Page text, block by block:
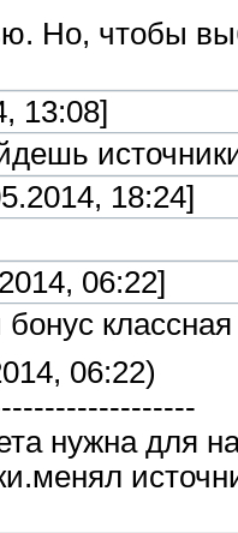
Но, чтобы
13:08]
18:24]
06:22]
06:22)
нужна для